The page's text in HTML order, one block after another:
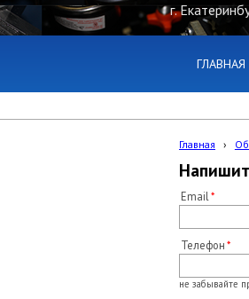
г.
ГЛАВНАЯ
Главная ›
Email
Телефон
не забывайте